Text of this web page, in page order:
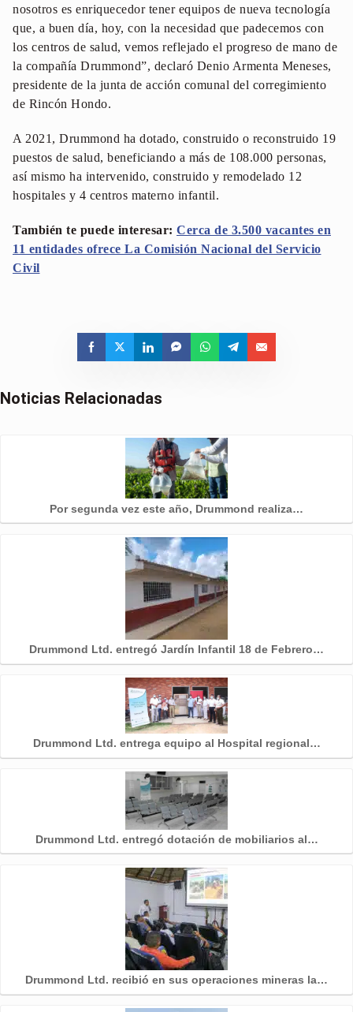
nosotros es enriquecedor tener equipos de nueva tecnología
que, a buen día, hoy, con la necesidad que padecemos con
los centros de salud, vemos reflejado el progreso de mano de
la compañía Drummond”, declaró Denio Armenta Meneses,
presidente de la junta de acción comunal del corregimiento
de Rincón Hondo.
A 2021, Drummond ha dotado, construido o reconstruido 19
puestos de salud, beneficiando a más de 108.000 personas,
así mismo ha intervenido, construido y remodelado 12
hospitales y 4 centros materno infantil.
También te puede interesar: Cerca de 3.500 vacantes en
11 entidades ofrece La Comisión Nacional del Servicio
Civil
Noticias Relacionadas
Por segunda vez este año, Drummond realiza…
Drummond Ltd. entregó Jardín Infantil 18 de Febrero…
Drummond Ltd. entrega equipo al Hospital regional…
Drummond Ltd. entregó dotación de mobiliarios al…
Drummond Ltd. recibió en sus operaciones mineras la…